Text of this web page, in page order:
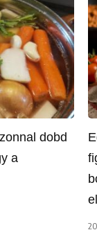
dobd
a